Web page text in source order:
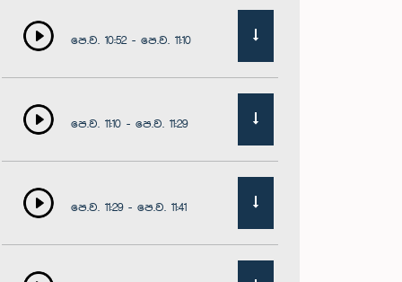
පෙ.ව. 10:52 - පෙ.ව. 11:10
පෙ.ව. 11:10 - පෙ.ව. 11:29
පෙ.ව. 11:29 - පෙ.ව. 11:41